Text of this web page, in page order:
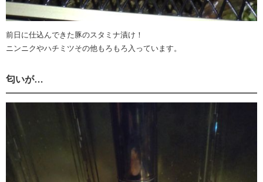
前日に仕込んできた豚のスタミナ漬け！
ニンニクやハチミツその他もろもろ入っています。
匂いが…